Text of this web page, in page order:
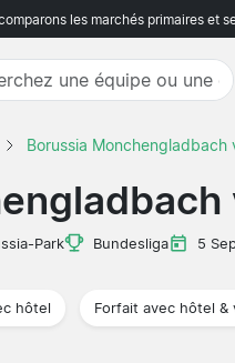
les marchés primaires et
Borussia Monchengladbach
Park Bundesliga 5
hôtel Forfait avec hôtel &